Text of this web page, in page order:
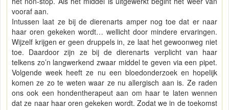
vooraf aan.
Intussen laat ze bij de dierenarts amper nog toe dat er naar
haar oren gekeken wordt… wellicht door mindere ervaringen.
Wijzelf krijgen er geen druppels in, ze laat het gewoonweg niet
toe. Daardoor zijn ze bij de dierenarts verplicht van haar
telkens zo’n langwerkend zwaar middel te geven via een pipet.
Volgende week heeft ze nu een bloedonderzoek en hopelijk
komen ze zo te weten waar ze nu allergisch aan is. Ze raden
ons ook een hondentherapeut aan om haar te laten wennen
dat ze naar haar oren gekeken wordt. Zodat we in de toekomst